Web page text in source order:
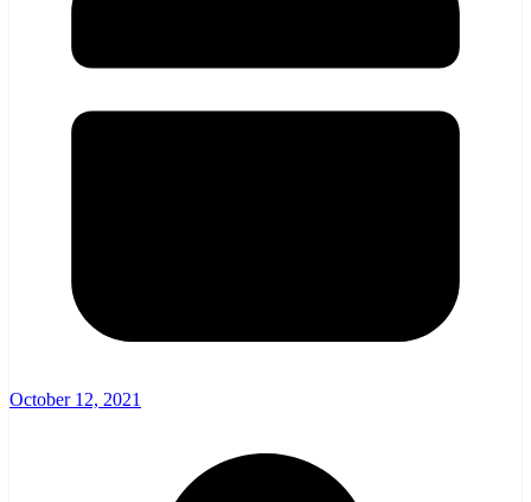
October 12, 2021